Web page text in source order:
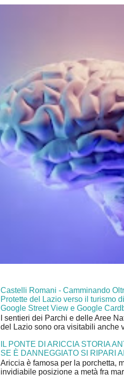
Castelli Romani - Camminando
Protette del Lazio verso il turismo
Google Street View e Google
I sentieri dei Parchi e delle Aree
del Lazio sono ora visitabili anche
IL PONTE DI ARICCIA STORIA
SE È DANNEGGIATO SI RIPARI
Ariccia è famosa per la porchetta,
invidiabile posizione a metà fra